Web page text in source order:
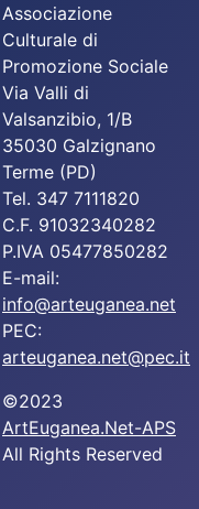
Associazione
Culturale di
Promozione Sociale
Via Valli di
Valsanzibio, 1/B
35030 Galzignano
Terme (PD)
Tel. 347 7111820
C.F. 91032340282
P.IVA 05477850282
E-mail:
info@arteuganea.net
PEC:
arteuganea.net@pec.it
©2023
ArtEuganea.Net-APS
All Rights Reserved